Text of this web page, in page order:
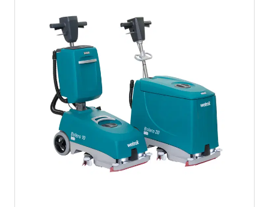
Autriche
Deutsch
English
Allemagne
Deutsch